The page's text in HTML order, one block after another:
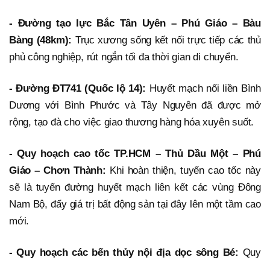
- Đường tạo lực Bắc Tân Uyên – Phú Giáo – Bàu
Bàng (48km): Trục xương sống kết nối trực tiếp các thủ
phủ công nghiệp, rút ngắn tối đa thời gian di chuyển.
- Đường ĐT741 (Quốc lộ 14): Huyết mạch nối liền Bình
Dương với Bình Phước và Tây Nguyên đã được mở
rộng, tạo đà cho việc giao thương hàng hóa xuyên suốt.
- Quy hoạch cao tốc TP.HCM – Thủ Dầu Một – Phú
Giáo – Chơn Thành: Khi hoàn thiện, tuyến cao tốc này
sẽ là tuyến đường huyết mạch liên kết các vùng Đông
Nam Bộ, đẩy giá trị bất động sản tại đây lên một tầm cao
mới.
- Quy hoạch các bến thủy nội địa dọc sông Bé: Quy